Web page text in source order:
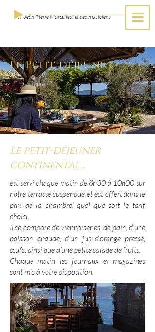
♫ Jean Pierre Marcellesi et ses musiciens
Le Petit-déjeuner
Le petit-déjeuner
continental…
est servi chaque matin de 8h30 à 10h00 sur
notre terrasse suspendue et est offert dans le
prix de la chambre, quel que soit le tarif
choisi.
Il se compose de viennoiseries, de pain, d’une
boisson chaude, d’un jus d’orange pressé,
œufs, ainsi que d’une petite salade de fruits.
​Chaque matin les journaux et magazines
sont mis à votre disposition.